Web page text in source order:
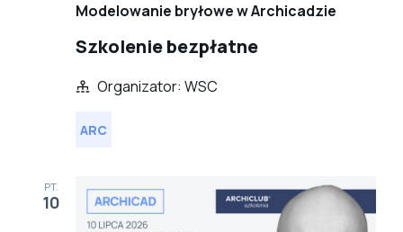
Modelowanie bryłowe w Archicadzie
Szkolenie bezpłatne
Organizator: WSC
ARC
PT.
10